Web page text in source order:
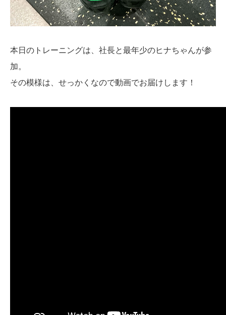
本日のトレーニングは、社長と最年少のヒナちゃんが参
加。
その模様は、せっかくなので動画でお届けします！